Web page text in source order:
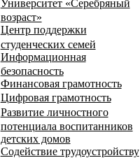
Университет «Серебряный
возраст»
Центр поддержки
студенческих семей
Информационная
безопасность
Финансовая грамотность
Цифровая грамотность
Развитие личностного
потенциала воспитанников
детских домов
Содействие трудоустройству